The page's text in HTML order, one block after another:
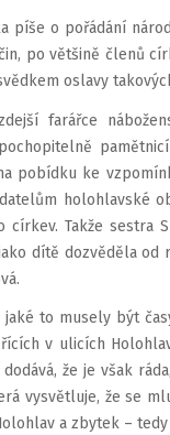
píše o pořádání
po většině členů
oslavy
farářce
pochopitelně
pobídku ke
holohlavské
církev. Takže sestra
dítě dozvěděla od
jaké to musely být
v ulicích
dodává, že je však
vysvětluje, že se
a zbytek –